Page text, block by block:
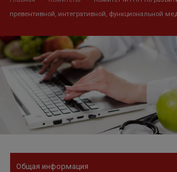
превентивной, интегративной, функциональной
Общая информация